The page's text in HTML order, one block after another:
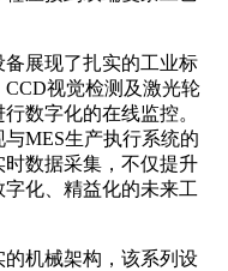
展现了扎实的工业标
视觉检测及激光轮
数字化的在线监控。
MES生产执行系统的
数据采集，不仅提升
化、精益化的未来工
机械架构，该系列设